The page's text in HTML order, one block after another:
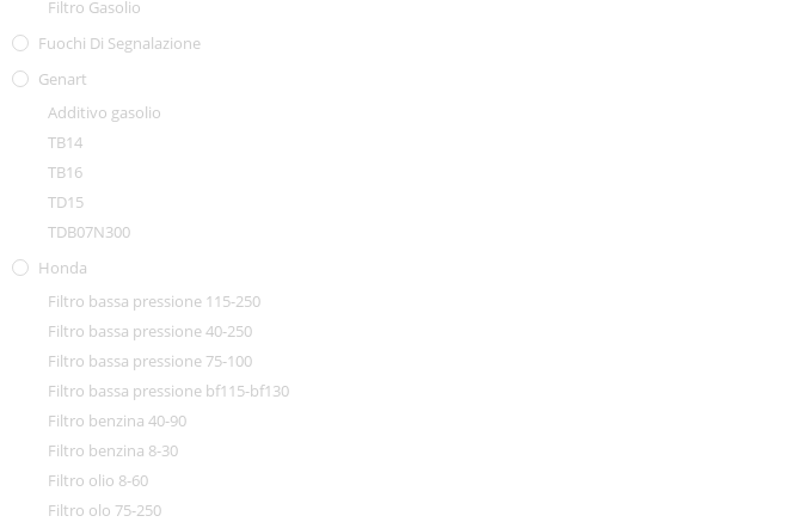
Filtro Gasolio
Fuochi Di Segnalazione
Genart
Additivo gasolio
TB14
TB16
TD15
TDB07N300
Honda
Filtro bassa pressione 115-250
Filtro bassa pressione 40-250
Filtro bassa pressione 75-100
Filtro bassa pressione bf115-bf130
Filtro benzina 40-90
Filtro benzina 8-30
Filtro olio 8-60
Filtro olo 75-250